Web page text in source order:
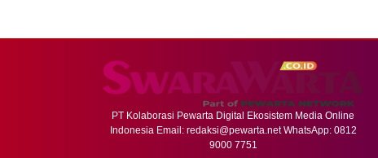
PT Kolaborasi Pewarta Digital Ekosistem Media Online
Indonesia Email: redaksi@pewarta.netWhatsApp: 0812
9000 7751